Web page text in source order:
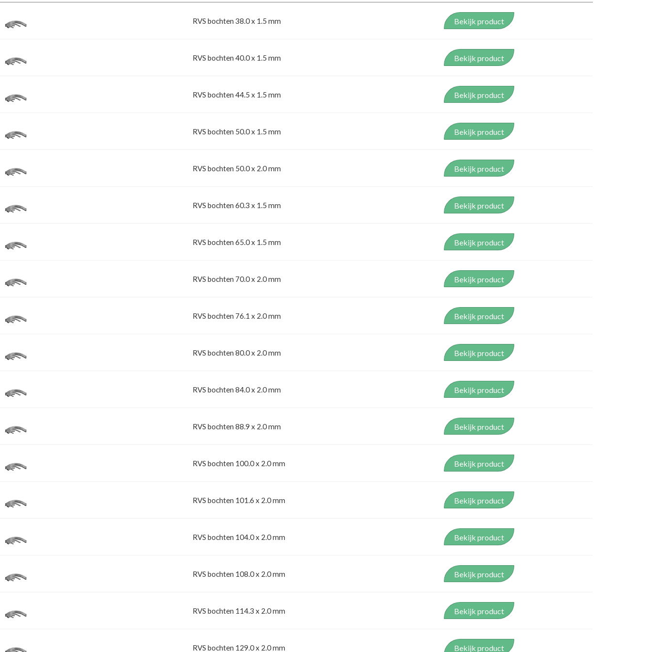
RVS bochten 38.0 x 1.5 mm Bekijk product
RVS bochten 40.0 x 1.5 mm Bekijk product
RVS bochten 44.5 x 1.5 mm Bekijk product
RVS bochten 50.0 x 1.5 mm Bekijk product
RVS bochten 50.0 x 2.0 mm Bekijk product
RVS bochten 60.3 x 1.5 mm Bekijk product
RVS bochten 65.0 x 1.5 mm Bekijk product
RVS bochten 70.0 x 2.0 mm Bekijk product
RVS bochten 76.1 x 2.0 mm Bekijk product
RVS bochten 80.0 x 2.0 mm Bekijk product
RVS bochten 84.0 x 2.0 mm Bekijk product
RVS bochten 88.9 x 2.0 mm Bekijk product
RVS bochten 100.0 x 2.0 mm Bekijk product
RVS bochten 101.6 x 2.0 mm Bekijk product
RVS bochten 104.0 x 2.0 mm Bekijk product
RVS bochten 108.0 x 2.0 mm Bekijk product
RVS bochten 114.3 x 2.0 mm Bekijk product
RVS bochten 129.0 x 2.0 mm Bekijk product